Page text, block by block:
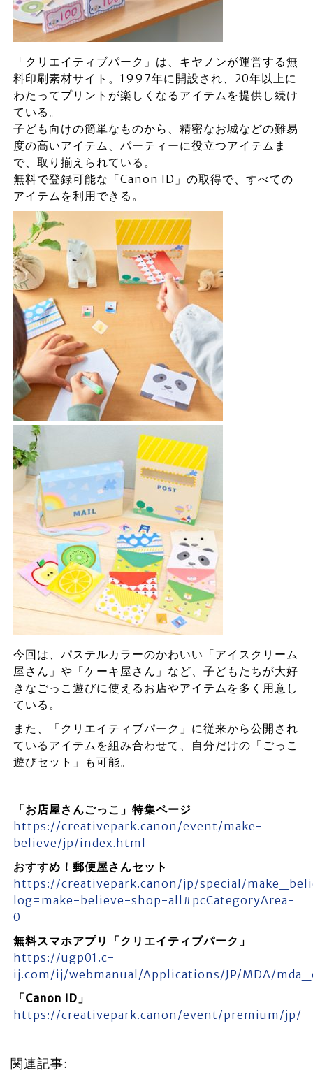
「クリエイティブパーク」は、キヤノンが運営する無
料印刷素材サイト。1997年に開設され、20年以上に
わたってプリントが楽しくなるアイテムを提供し続け
ている。
子ども向けの簡単なものから、精密なお城などの難易
度の高いアイテム、パーティーに役立つアイテムま
で、取り揃えられている。
無料で登録可能な「Canon ID」の取得で、すべての
アイテムを利用できる。
今回は、パステルカラーのかわいい「アイスクリーム
屋さん」や「ケーキ屋さん」など、子どもたちが大好
きなごっこ遊びに使えるお店やアイテムを多く用意し
ている。
また、「クリエイティブパーク」に従来から公開され
ているアイテムを組み合わせて、自分だけの「ごっこ
遊びセット」も可能。
「お店屋さんごっこ」特集ページ
https://creativepark.canon/event/make-
believe/jp/index.html
おすすめ！郵便屋さんセット
https://creativepark.canon/jp/special/
log=make-believe-shop-all#pcCategoryArea-
0
無料スマホアプリ「クリエイティブパーク」
https://ugp01.c-
ij.com/ij/webmanual/Applications/JP/MDA/
「Canon ID」
https://creativepark.canon/event/premium/jp/
関連記事: